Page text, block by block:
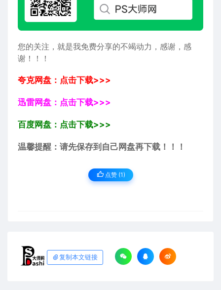
您的关注，就是我免费分享的不竭动力，感谢，感
谢！！！
夸克网盘：点击下载>>>
迅雷网盘：点击下载>>>
百度网盘：点击下载>>>
温馨提醒：请先保存到自己网盘再下载！！！
点赞 (1)
复制本文链接